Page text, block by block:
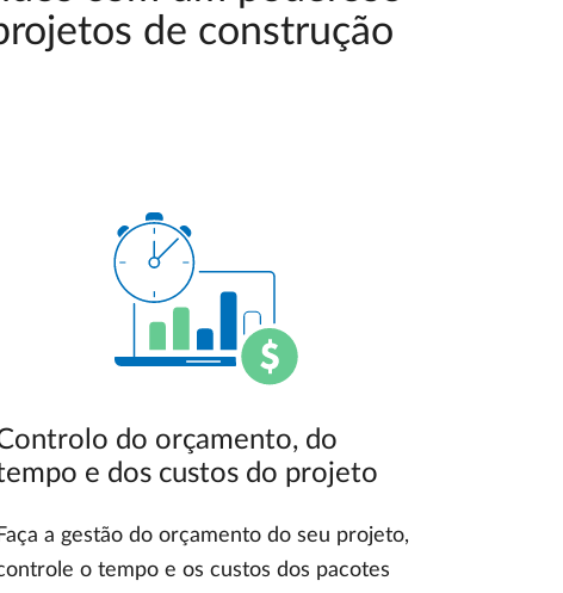
de construção
do orçamento, do
e dos custos do projeto
Faça a gestão do orçamento do seu projeto,
o tempo e os custos dos pacotes